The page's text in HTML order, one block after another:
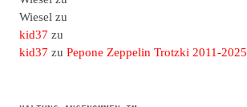
Wiesel zu
kid37 zu
kid37 zu Pepone Zeppelin Trotzki 2011-2025